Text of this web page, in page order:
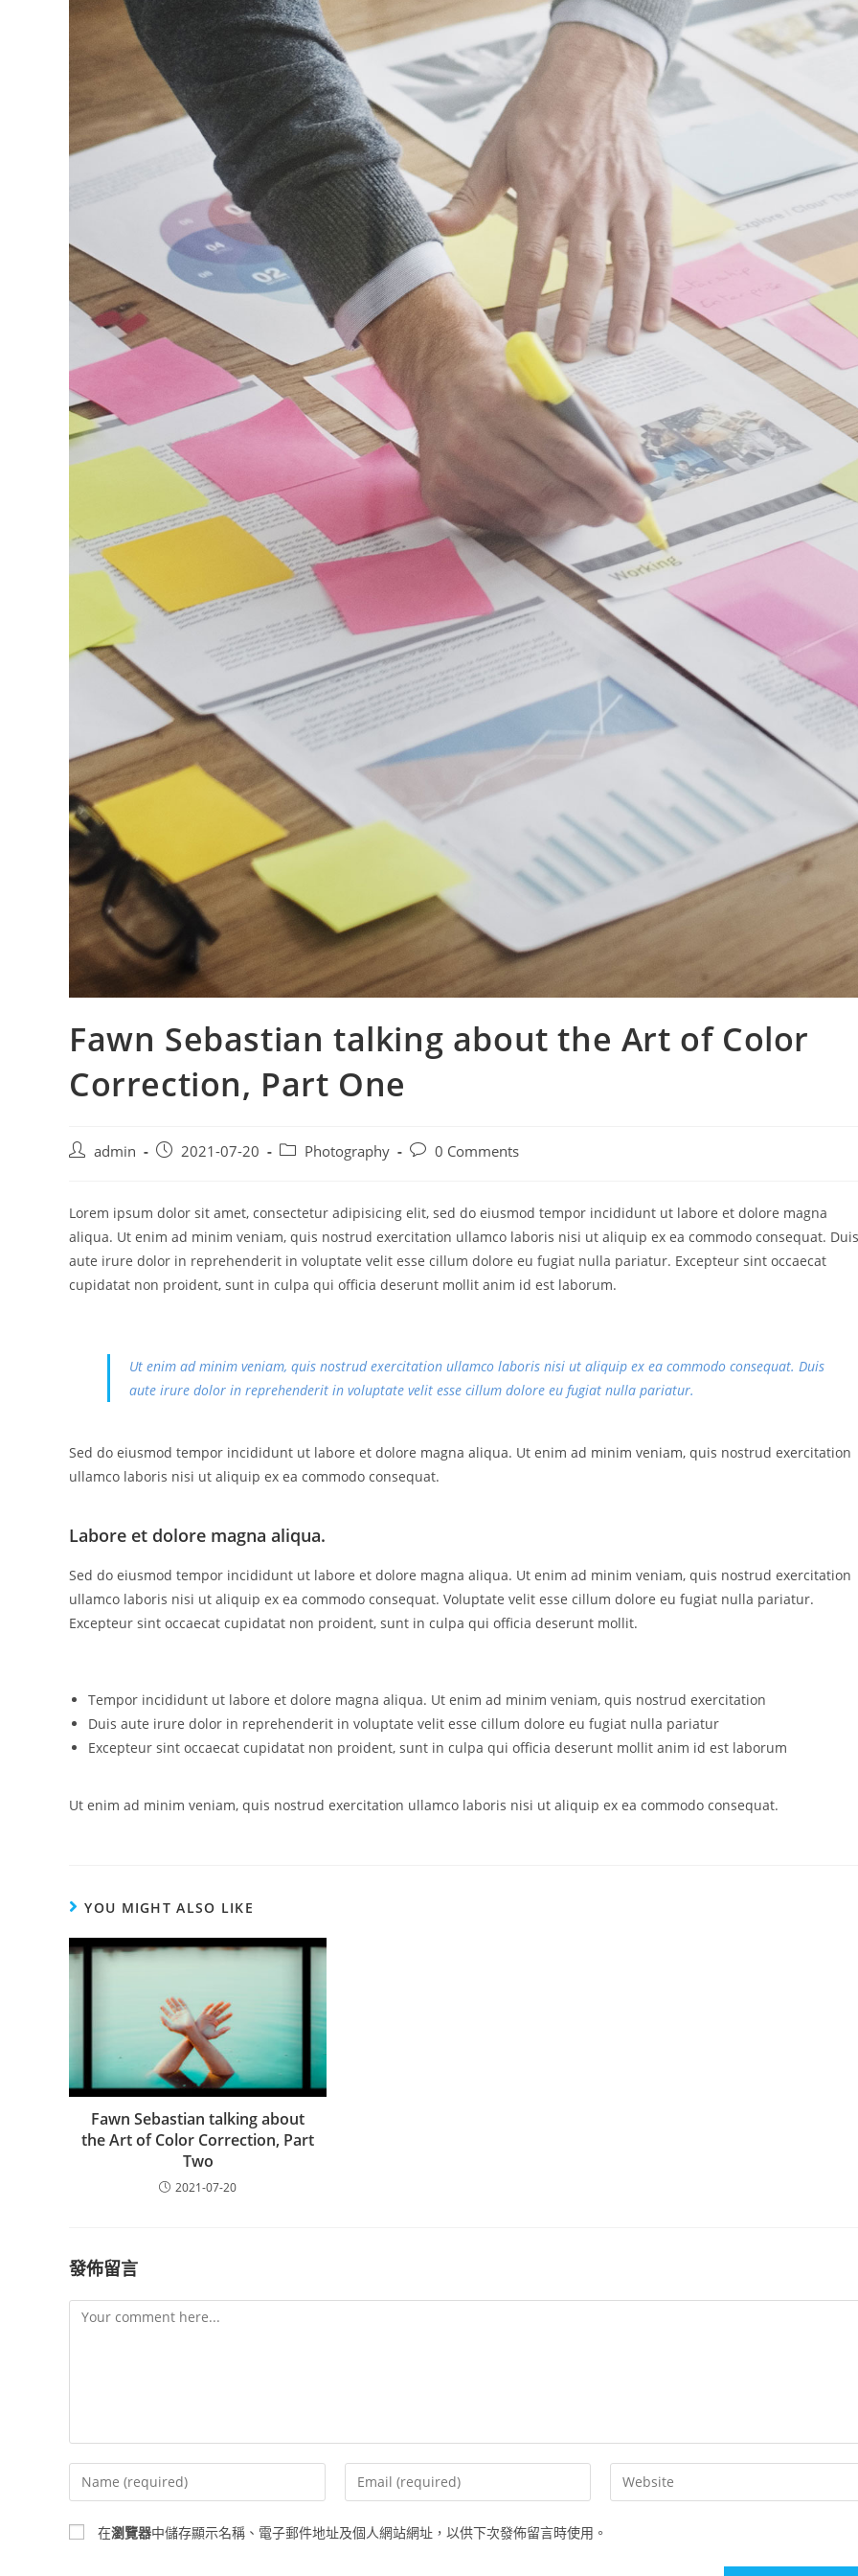
Fawn Sebastian talking about the Art of Color
Correction, Part One
admin 2021-07-20 Photography 0 Comments
Lorem ipsum dolor sit amet, consectetur adipisicing elit, sed do eiusmod tempor incididunt ut labore et dolore magna
aliqua. Ut enim ad minim veniam, quis nostrud exercitation ullamco laboris nisi ut aliquip ex ea commodo consequat. Duis
aute irure dolor in reprehenderit in voluptate velit esse cillum dolore eu fugiat nulla pariatur. Excepteur sint occaecat
cupidatat non proident, sunt in culpa qui officia deserunt mollit anim id est laborum.
Ut enim ad minim veniam, quis nostrud exercitation ullamco laboris nisi ut aliquip ex ea commodo consequat. Duis
aute irure dolor in reprehenderit in voluptate velit esse cillum dolore eu fugiat nulla pariatur.
Sed do eiusmod tempor incididunt ut labore et dolore magna aliqua. Ut enim ad minim veniam, quis nostrud exercitation
ullamco laboris nisi ut aliquip ex ea commodo consequat.
Labore et dolore magna aliqua.
Sed do eiusmod tempor incididunt ut labore et dolore magna aliqua. Ut enim ad minim veniam, quis nostrud exercitation
ullamco laboris nisi ut aliquip ex ea commodo consequat. Voluptate velit esse cillum dolore eu fugiat nulla pariatur.
Excepteur sint occaecat cupidatat non proident, sunt in culpa qui officia deserunt mollit.
Tempor incididunt ut labore et dolore magna aliqua. Ut enim ad minim veniam, quis nostrud exercitation
Duis aute irure dolor in reprehenderit in voluptate velit esse cillum dolore eu fugiat nulla pariatur
Excepteur sint occaecat cupidatat non proident, sunt in culpa qui officia deserunt mollit anim id est laborum
Ut enim ad minim veniam, quis nostrud exercitation ullamco laboris nisi ut aliquip ex ea commodo consequat.
YOU MIGHT ALSO LIKE
Fawn Sebastian talking about
the Art of Color Correction, Part
Two
2021-07-20
發佈留言
在瀏覽器中儲存顯示名稱、電子郵件地址及個人網站網址，以供下次發佈留言時使用。